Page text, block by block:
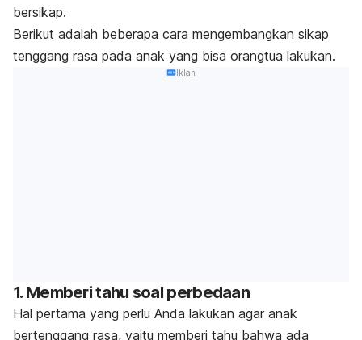
bersikap.
Berikut adalah beberapa cara mengembangkan sikap
tenggang rasa pada anak yang bisa orangtua lakukan.
Iklan
1. Memberi tahu soal perbedaan
Hal pertama yang perlu Anda lakukan agar anak
bertenggang rasa, yaitu memberi tahu bahwa ada